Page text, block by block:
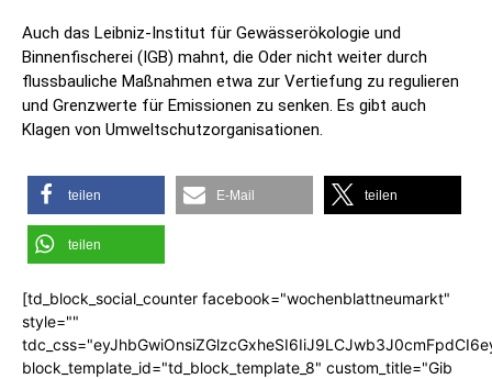
Auch das Leibniz-Institut für Gewässerökologie und
Binnenfischerei (IGB) mahnt, die Oder nicht weiter durch
flussbauliche Maßnahmen etwa zur Vertiefung zu regulieren
und Grenzwerte für Emissionen zu senken. Es gibt auch
Klagen von Umweltschutzorganisationen.
teilen E-Mail teilen
teilen
[td_block_social_counter facebook="wochenblattneumarkt"
style=""
block_template_id="td_block_template_8" custom_title="Gib